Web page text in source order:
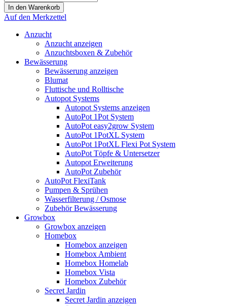
Auf den Merkzettel
Anzucht
Anzucht anzeigen
Anzuchtsboxen & Zubehör
Bewässerung
Bewässerung anzeigen
Blumat
Fluttische und Rolltische
Autopot Systems
Autopot Systems anzeigen
AutoPot 1Pot System
AutoPot easy2grow System
AutoPot 1PotXL System
AutoPot 1PotXL Flexi Pot System
AutoPot Töpfe & Untersetzer
Autopot Erweiterung
AutoPot Zubehör
AutoPot FlexiTank
Pumpen & Sprühen
Wasserfilterung / Osmose
Zubehör Bewässerung
Growbox
Growbox anzeigen
Homebox
Homebox anzeigen
Homebox Ambient
Homebox Homelab
Homebox Vista
Homebox Zubehör
Secret Jardin
Secret Jardin anzeigen